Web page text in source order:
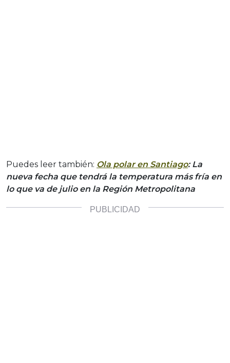
Puedes leer también: Ola polar en Santiago: La
nueva fecha que tendrá la temperatura más fría en
lo que va de julio en la Región Metropolitana